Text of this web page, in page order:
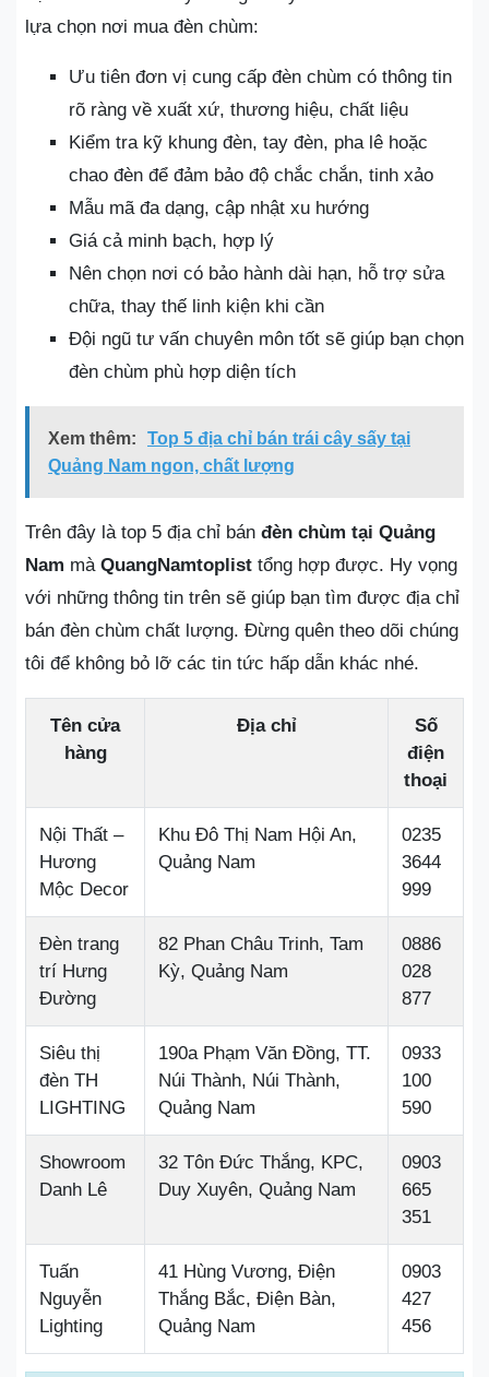
lựa chọn nơi mua đèn chùm:
Ưu tiên đơn vị cung cấp đèn chùm có thông tin
rõ ràng về xuất xứ, thương hiệu, chất liệu
Kiểm tra kỹ khung đèn, tay đèn, pha lê hoặc
chao đèn để đảm bảo độ chắc chắn, tinh xảo
Mẫu mã đa dạng, cập nhật xu hướng
Giá cả minh bạch, hợp lý
Nên chọn nơi có bảo hành dài hạn, hỗ trợ sửa
chữa, thay thế linh kiện khi cần
Đội ngũ tư vấn chuyên môn tốt sẽ giúp bạn chọn
đèn chùm phù hợp diện tích
Xem thêm:
Top 5 địa chỉ bán trái cây sấy tại
Quảng Nam ngon, chất lượng
Trên đây là top 5 địa chỉ bán đèn chùm tại Quảng
Nam mà QuangNamtoplist tổng hợp được. Hy vọng
với những thông tin trên sẽ giúp bạn tìm được địa chỉ
bán đèn chùm chất lượng. Đừng quên theo dõi chúng
tôi để không bỏ lỡ các tin tức hấp dẫn khác nhé.
Tên cửa
hàng
Địa chỉ
Số
điện
thoại
Nội Thất –
Hương
Mộc Decor
Khu Đô Thị Nam Hội An,
Quảng Nam
0235
3644
999
Đèn trang
trí Hưng
Đường
82 Phan Châu Trinh, Tam
Kỳ, Quảng Nam
0886
028
877
Siêu thị
đèn TH
LIGHTING
190a Phạm Văn Đồng, TT.
Núi Thành, Núi Thành,
Quảng Nam
0933
100
590
Showroom
Danh Lê
32 Tôn Đức Thắng, KPC,
Duy Xuyên, Quảng Nam
0903
665
351
Tuấn
Nguyễn
Lighting
41 Hùng Vương, Điện
Thắng Bắc, Điện Bàn,
Quảng Nam
0903
427
456